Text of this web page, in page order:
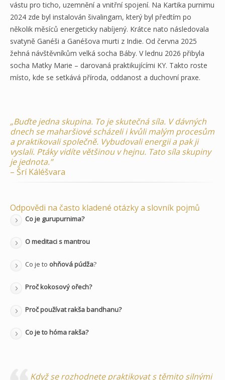
vástu pro ticho, uzemnění a vnitřní spojení. Na Kartika purnimu
2024 zde byl instalován šivalingam, který byl předtím po
několik měsíců energeticky nabíjený. Krátce nato následovala
svatyně Ganéši a Ganéšova murti z Indie. Od června 2025
žehná návštěvníkům velká socha Báby. V lednu 2026 přibyla
socha Matky Marie – darovaná praktikujícími KY. Takto roste
místo, kde se setkává příroda, oddanost a duchovní praxe.
„Buďte jedna skupina. To je skutečná síla. V dávných
dnech se maharšiové scházeli i kvůli malým procesům
a praktikovali společně. Vybudovali energii a pak ji
vyslali. Ptáky vidíte většinou v hejnu. Tato síla skupiny
je jednota.”
– Šrí Káléšvara
Odpovědi na často kladené otázky a slovník pojmů
Co je gurupurnima?
O meditaci s mantrou
Co je to ohňová púdža?
Proč kokosový ořech?
Proč používat rakša bandhanu?
Co je to hóma rakša?
Když se rozhodnete praktikovat s těmito silnými